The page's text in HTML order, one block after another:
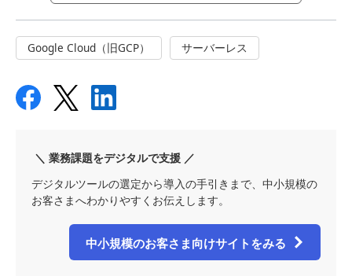
Google Cloud（旧GCP） サーバーレス
＼ 業務課題をデジタルで支援 ／
デジタルツールの選定から導入の手引きまで、中小規模の
お客さまへわかりやすくお伝えします。
中小規模のお客さま向けサイトをみる